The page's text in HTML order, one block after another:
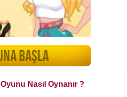
Nasıl Oynanır ?